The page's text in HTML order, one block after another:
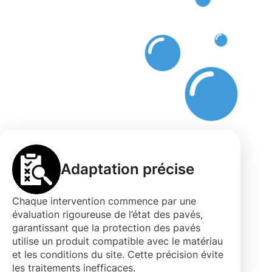
Adaptation précise
Chaque intervention commence par une
évaluation rigoureuse de l’état des pavés,
garantissant que la protection des pavés
utilise un produit compatible avec le matériau
et les conditions du site. Cette précision évite
les traitements inefficaces.